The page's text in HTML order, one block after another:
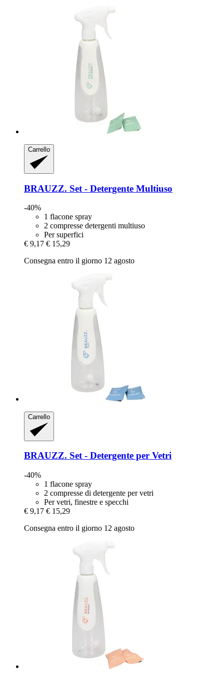
Carrello
BRAUZZ. Set -​ Detergente Multiuso
-40%
1 flacone spray
2 compresse detergenti multiuso
Per superfici
€ 9,17 € 15,29
Consegna entro il giorno 12 agosto
Carrello
BRAUZZ. Set -​ Detergente per Vetri
-40%
1 flacone spray
2 compresse di detergente per vetri
Per vetri, finestre e specchi
€ 9,17 € 15,29
Consegna entro il giorno 12 agosto